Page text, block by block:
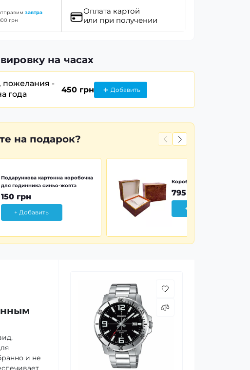
завтра
грн
Оплата картой
или при получении
на часах
пожелания -
года
450 грн Добавить
на подарок?
Подарункова картонна коробочка
для годинника синьо-жовта
150 грн
+ Добавить
Коробочка дерево Wood
795 грн
+ Добавить
и не